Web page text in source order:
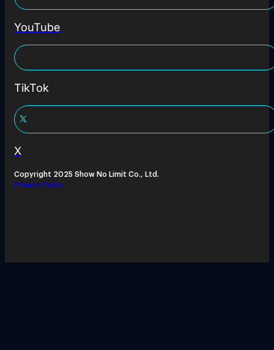
YouTube
TikTok
X
Copyright 2025 Show No Limit Co., Ltd.
Privacy Policy